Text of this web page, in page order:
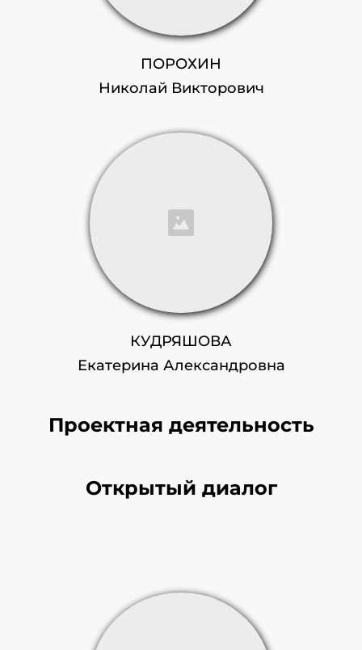
ПОРОХИН
Николай Викторович
КУДРЯШОВА
Екатерина Александровна
Проектная деятельность
Открытый диалог